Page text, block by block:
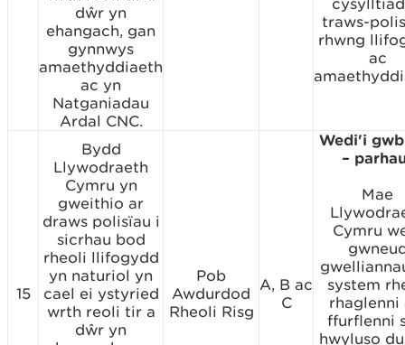
dŵr yn
ehangach, gan
gynnwys
amaethyddiaeth
ac yn
Natganiadau
Ardal CNC.
traws-
rhwng
ac
15
Bydd
Llywodraeth
Cymru yn
gweithio ar
draws polisïau i
sicrhau bod
rheoli llifogydd
yn naturiol yn
cael ei ystyried
wrth reoli tir a
dŵr yn
Pob
Awdurdod
Rheoli Risg
A, B ac
C
Wedi'i
–
Mae
Cymru
system
rhaglenni
ffurflenni
hwyluso